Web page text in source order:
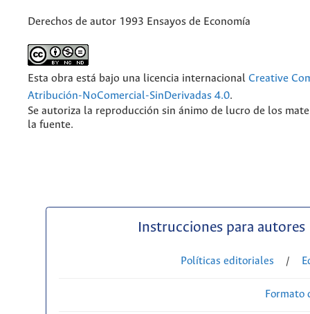
Derechos de autor 1993 Ensayos de Economía
Esta obra está bajo una licencia internacional Creative
Atribución-NoComercial-SinDerivadas 4.0.
Se autoriza la reproducción sin ánimo de lucro de los
la fuente.
Instrucciones para autores
Políticas editoriales /
Formato